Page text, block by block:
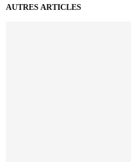
AUTRES ARTICLES